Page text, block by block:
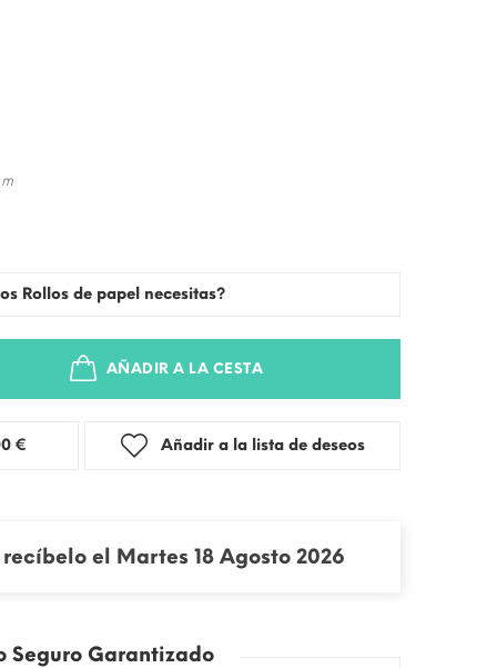
Rollos de papel necesitas?
AÑADIR A LA CESTA
3,00 € Añadir a la lista de deseos
el Martes 18 Agosto 2026
Seguro Garantizado